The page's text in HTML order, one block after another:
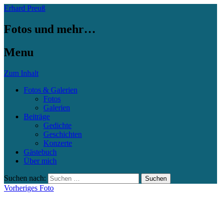
Erhard Preuß
Fotos und mehr…
Menu
Zum Inhalt
Fotos & Galerien
Fotos
Galerien
Beiträge
Gedichte
Geschichten
Konzerte
Gästebuch
Über mich
Suchen nach:
Vorheriges Foto